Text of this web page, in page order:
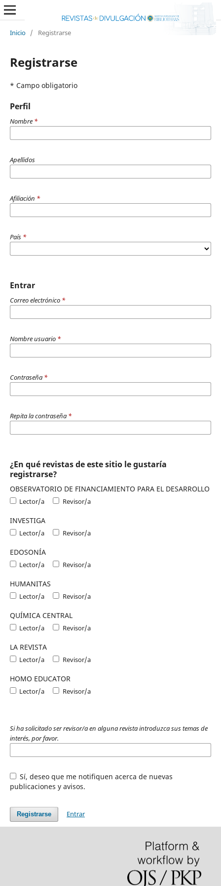
Inicio / Registrarse
Registrarse
* Campo obligatorio
Perfil
Nombre *
Apellidos
Afiliación *
País *
Entrar
Correo electrónico *
Nombre usuario *
Contraseña *
Repita la contraseña *
¿En qué revistas de este sitio le gustaría
registrarse?
OBSERVATORIO DE FINANCIAMIENTO PARA EL DESARROLLO
Lector/a Revisor/a
INVESTIGA
Lector/a Revisor/a
EDOSONÍA
Lector/a Revisor/a
HUMANITAS
Lector/a Revisor/a
QUÍMICA CENTRAL
Lector/a Revisor/a
LA REVISTA
Lector/a Revisor/a
HOMO EDUCATOR
Lector/a Revisor/a
Si ha solicitado ser revisor/a en alguna revista introduzca sus temas de
interés, por favor.
Sí, deseo que me notifiquen acerca de nuevas
publicaciones y avisos.
Registrarse Entrar